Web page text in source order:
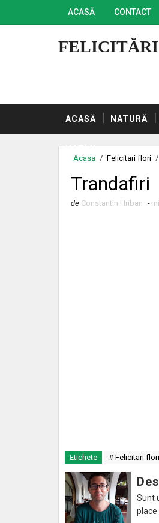
ACASĂ CONTACT
ACASĂ NATURĂ
HAZLII
Acasa / Felicitari flori /
Trandafiri
de Constantin Hriban -
Etichete # Felicitari flori
Sunt
place